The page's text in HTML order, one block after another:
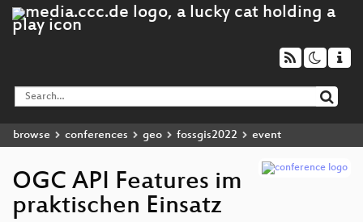
browse conferences geo fossgis2022 event
OGC API Features im
praktischen Einsatz